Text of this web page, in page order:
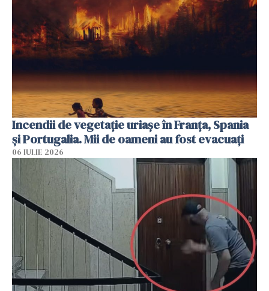
Incendii de vegetație uriașe în Franța, Spania
și Portugalia. Mii de oameni au fost evacuați
06 IULIE 2026